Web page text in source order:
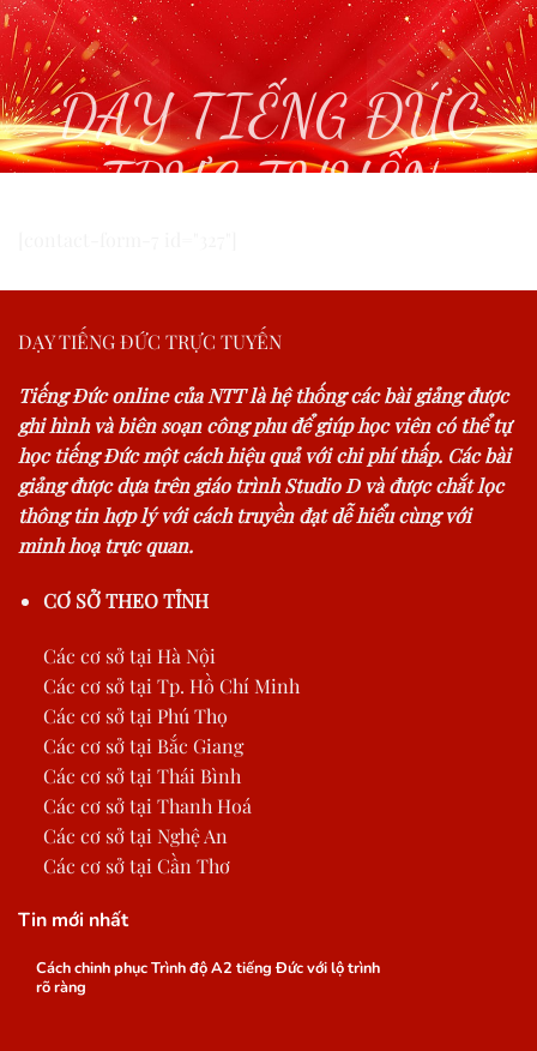
DẠY TIẾNG ĐỨC
TRỰC TUYẾN
DẠY TIẾNG ĐỨC TRỰC TUYẾN
Tiếng Đức online của NTT là hệ thống các bài giảng được
ghi hình và biên soạn công phu để giúp học viên có thể tự
học tiếng Đức một cách hiệu quả với chi phí thấp. Các bài
giảng được dựa trên giáo trình Studio D và được chắt lọc
thông tin hợp lý với cách truyền đạt dễ hiểu cùng với
minh hoạ trực quan.
CƠ SỞ THEO TỈNH
Các cơ sở tại Hà Nội
Các cơ sở tại Tp. Hồ Chí Minh
Các cơ sở tại Phú Thọ
Các cơ sở tại Bắc Giang
Các cơ sở tại Thái Bình
Các cơ sở tại Thanh Hoá
Các cơ sở tại Nghệ An
Các cơ sở tại Cần Thơ
Tin mới nhất
Cách chinh phục Trình độ A2 tiếng Đức với lộ trình
rõ ràng